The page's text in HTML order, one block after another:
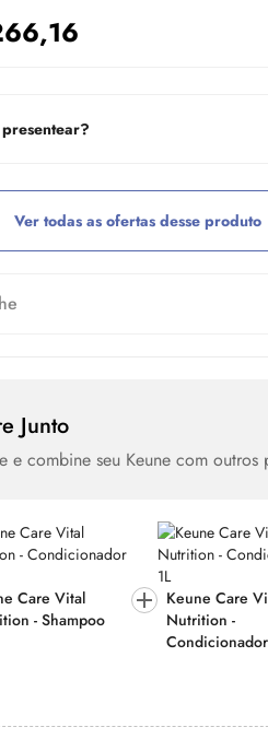
Ver todas as ofertas desse produto
Junto
e combine seu Keune com outros
Care Vital
- Shampoo
Keune Care
Nutrition -